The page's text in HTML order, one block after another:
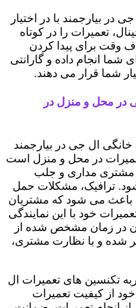
در بیارجمند با در اختیار
تعمیرات را در کوتاه
وقت برای پیدا کردن
شما انجام داده و گارانتی
شما قرار می دهند.
در محل و منزل در
خانگی ال جی در بیارجمند
در محل و منزل است
مشتری مداری و جلب
ترافیک، مشکلات حمل
باعث می شود که مشتریان
خود با این نمایندگی
در زمان مشخص شده از
و با نظارت مشتری،
تکنسین های تعمیرات ال
از کیفیت تعمیرات